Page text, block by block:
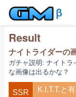
β
Result
ナイトライダーの
ガチャ説明: ナイトラ
な画像は出るかな？
SSR K.I.T.T.と